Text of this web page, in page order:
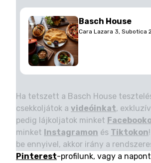
Basch House
Cara Lazara 3, Subotica
Ha tetszett a Basch House
csekkoljátok a videóinkat,
pedig lájkoljatok minket
minket Instagramon és Tiktokon
be ennyivel, akkor irány a
Pinterest-profilunk, vagy a